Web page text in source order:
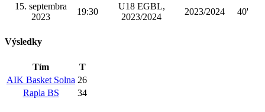
15. septembra
2023
19:30
U18 EGBL,
2023/2024
2023/2024 40'
Výsledky
Tím
T
AIK Basket Solna 26
Rapla BS
34